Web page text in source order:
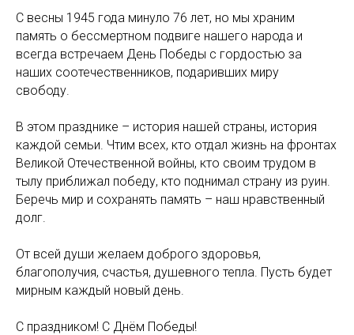
С весны 1945 года минуло 76 лет, но мы храним
память о бессмертном подвиге нашего народа и
всегда встречаем День Победы с гордостью за
наших соотечественников, подаривших миру
свободу.
В этом празднике – история нашей страны, история
каждой семьи. Чтим всех, кто отдал жизнь на фронтах
Великой Отечественной войны, кто своим трудом в
тылу приближал победу, кто поднимал страну из руин.
Беречь мир и сохранять память – наш нравственный
долг.
От всей души желаем доброго здоровья,
благополучия, счастья, душевного тепла. Пусть будет
мирным каждый новый день.
С праздником! С Днём Победы!